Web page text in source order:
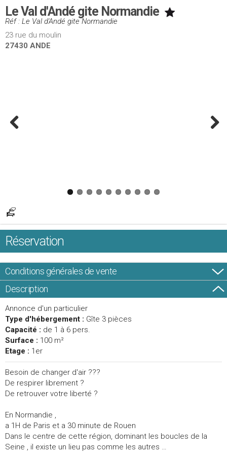
Le Val d'Andé gite Normandie
Réf : Le Val d'Andé gite Normandie
23 rue du moulin
27430 ANDE
Réservation
Conditions générales de vente
Description
Annonce d'un particulier
Type d'hébergement : Gîte 3 pièces
Capacité : de 1 à 6 pers.
Surface : 100 m²
Etage : 1er
Besoin de changer d'air ???
De respirer librement ?
De retrouver votre liberté ?
En Normandie ,
a 1H de Paris et a 30 minute de Rouen
Dans le centre de cette région, dominant les boucles de la
Seine , il existe un lieu pas comme les autres …